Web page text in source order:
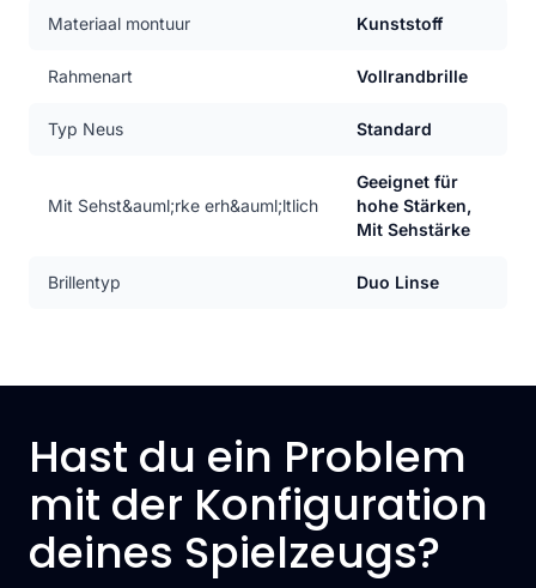
Materiaal montuur Kunststoff
Rahmenart Vollrandbrille
Typ Neus Standard
Mit Sehst&auml;rke erh&auml;ltlich
Geeignet für
hohe Stärken,
Mit Sehstärke
Brillentyp Duo Linse
Hast du ein Problem
mit der Konfiguration
deines Spielzeugs?